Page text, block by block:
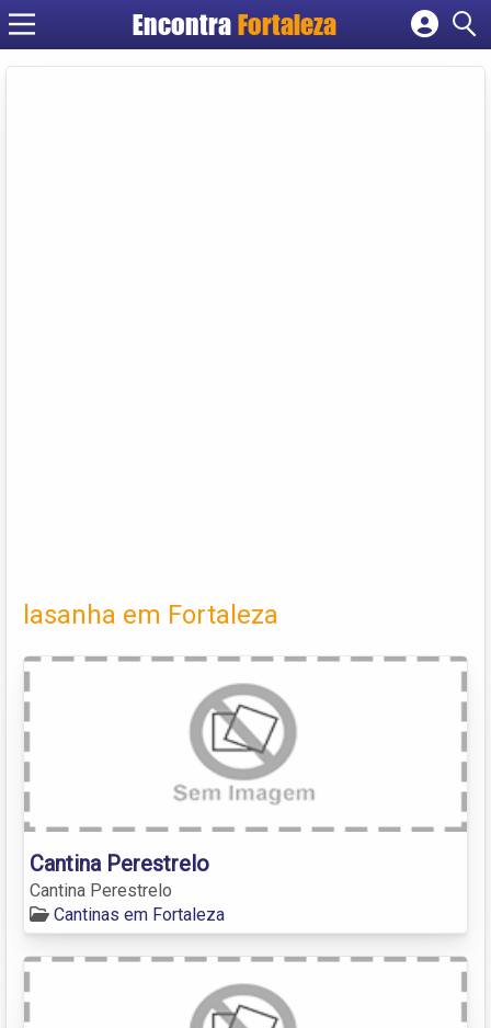
EncontraFortaleza
Cadastrar empresa
lasanha em Fortaleza
Cantina Perestrelo
Cantina Perestrelo
Cantinas em Fortaleza